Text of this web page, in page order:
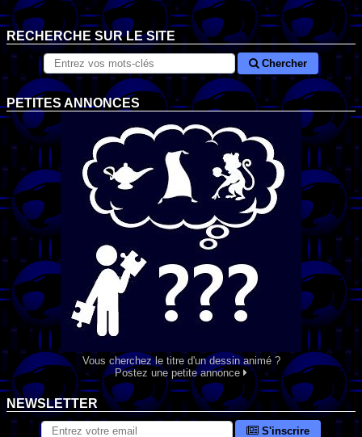
RECHERCHE SUR LE SITE
Chercher
PETITES ANNONCES
Vous cherchez le titre d'un dessin animé ?
Postez une petite annonce
NEWSLETTER
S'inscrire